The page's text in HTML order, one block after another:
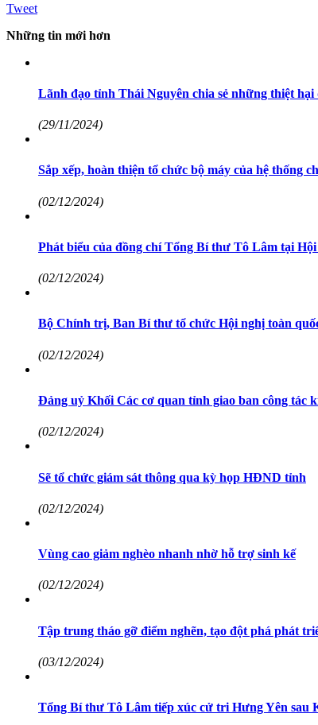
Tweet
Những tin mới hơn
Lãnh đạo tỉnh Thái Nguyên chia sẻ những thiệt
(29/11/2024)
Sắp xếp, hoàn thiện tổ chức bộ máy của hệ thống
(02/12/2024)
Phát biểu của đồng chí Tổng Bí thư Tô Lâm tại
(02/12/2024)
Bộ Chính trị, Ban Bí thư tổ chức Hội nghị toàn
(02/12/2024)
Đảng uỷ Khối Các cơ quan tỉnh giao ban công tác
(02/12/2024)
Sẽ tổ chức giám sát thông qua kỳ họp HĐND tỉnh
(02/12/2024)
Vùng cao giảm nghèo nhanh nhờ hỗ trợ sinh kế
(02/12/2024)
Tập trung tháo gỡ điểm nghẽn, tạo đột phá phát
(03/12/2024)
Tổng Bí thư Tô Lâm tiếp xúc cử tri Hưng Yên sau